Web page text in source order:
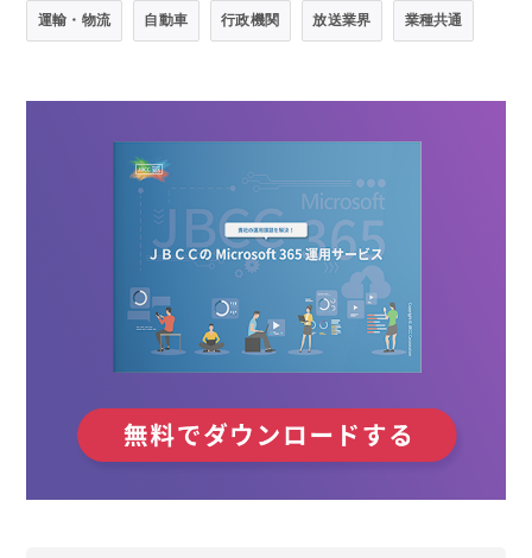
運輸・物流 自動車 行政機関 放送業界 業種共通